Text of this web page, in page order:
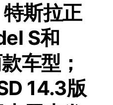
斯拉正
S和
车型；
14.3版